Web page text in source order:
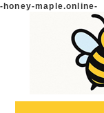
-honey-maple.online-